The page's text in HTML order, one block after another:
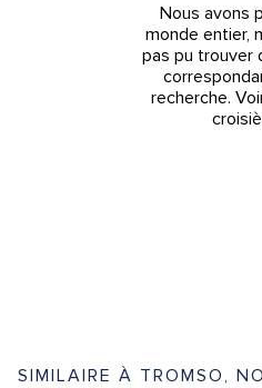
Nous avons
monde entier,
pas pu trouver
recherche.
SIMILAIRE À TROMSO,